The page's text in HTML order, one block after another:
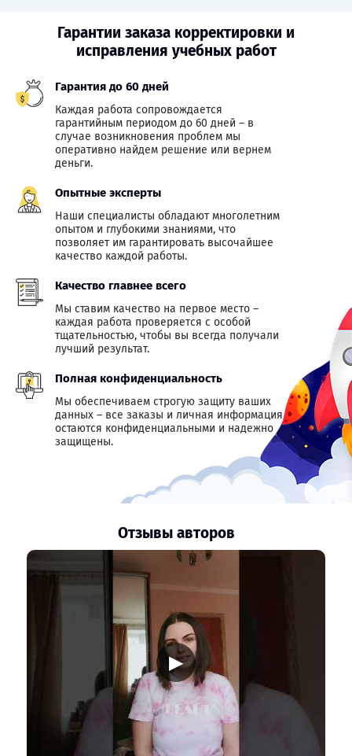
Гарантии заказа корректировки и
исправления учебных работ
Гарантия до 60 дней
Каждая работа сопровождается
гарантийным периодом до 60 дней – в
случае возникновения проблем мы
оперативно найдем решение или вернем
деньги.
Опытные эксперты
Наши специалисты обладают многолетним
опытом и глубокими знаниями, что
позволяет им гарантировать высочайшее
качество каждой работы.
Качество главнее всего
Мы ставим качество на первое место –
каждая работа проверяется с особой
тщательностью, чтобы вы всегда получали
лучший результат.
Полная конфиденциальность
Мы обеспечиваем строгую защиту ваших
данных – все заказы и личная информация
остаются конфиденциальными и надежно
защищены.
Отзывы авторов
▶